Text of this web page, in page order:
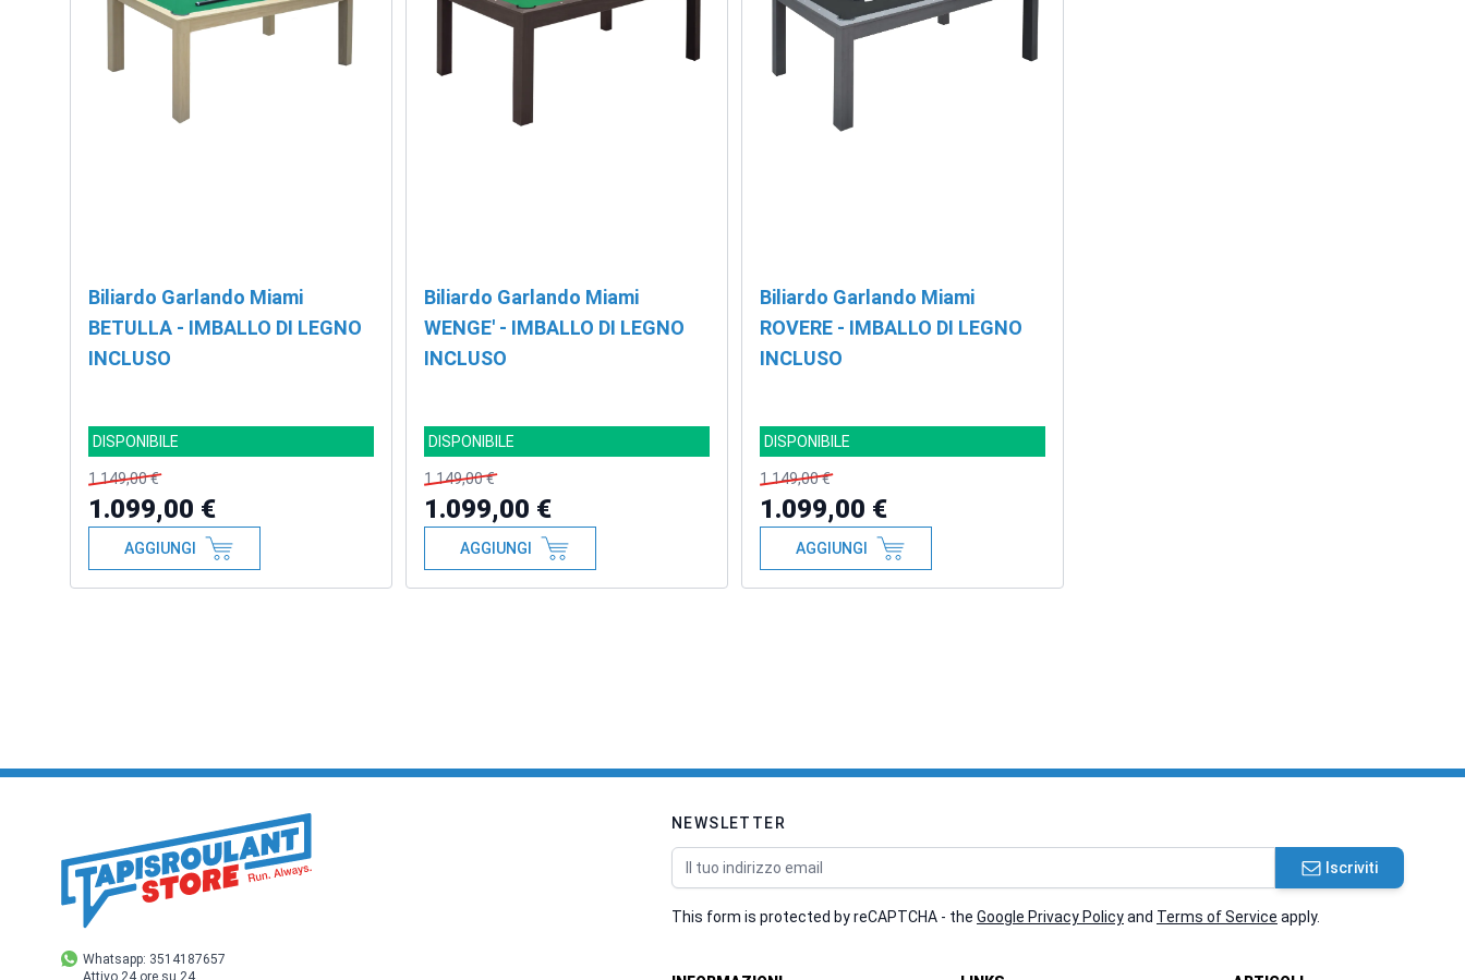
Biliardo Garlando Miami
BETULLA - IMBALLO DI LEGNO
INCLUSO
DISPONIBILE
1.149,00 €
1.099,00 €
AGGIUNGI
Biliardo Garlando Miami
WENGE' - IMBALLO DI LEGNO
INCLUSO
DISPONIBILE
1.149,00 €
1.099,00 €
AGGIUNGI
Biliardo Garlando Miami
ROVERE - IMBALLO DI LEGNO
INCLUSO
DISPONIBILE
1.149,00 €
1.099,00 €
AGGIUNGI
Whatsapp: 3514187657
Attivo 24 ore su 24
NEWSLETTER
Indirizzo email Iscriviti
This form is protected by reCAPTCHA - the Google Privacy Policyand Terms of Service apply.